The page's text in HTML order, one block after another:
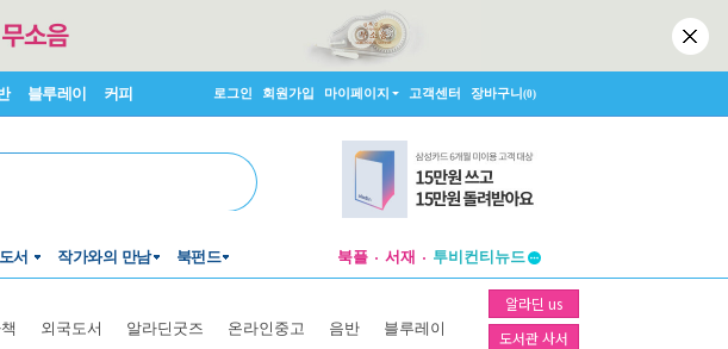
블루레이 커피 로그인 회원가입 마이페이지 고객센터 장바구니(0)
서 작가와의 만남 북펀드 북플 서재
투비컨티뉴드
창작플랫폼
투비컨티뉴드
알라딘 us
도서관 사서
외국도서 알라딘굿즈 온라인중고 음반 블루레이